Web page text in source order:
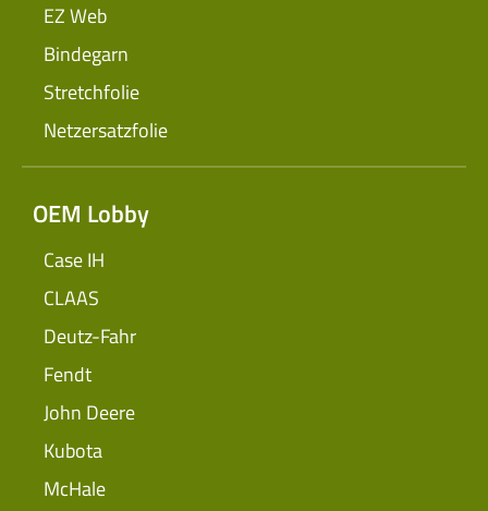
EZ Web
Bindegarn
Stretchfolie
Netzersatzfolie
OEM Lobby
Case IH
CLAAS
Deutz-Fahr
Fendt
John Deere
Kubota
McHale